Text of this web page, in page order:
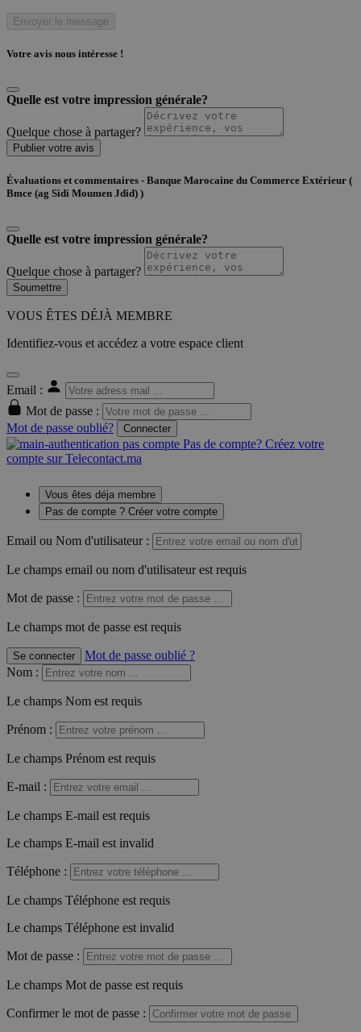
Envoyer le message
Votre avis nous intéresse !
Quelle est votre impression générale?
Quelque chose à partager?
Publier votre avis
Évaluations et commentaires - Banque Marocaine du Commerce Extérieur (
Bmce (ag Sidi Moumen Jdid) )
Quelle est votre impression générale?
Quelque chose à partager?
Soumettre
VOUS ÊTES DÉJÀ MEMBRE
Identifiez-vous et accédez a votre espace client
Email :
Mot de passe :
Mot de passe oublié?
Connecter
Pas de compte? Créez votre
compte sur Telecontact.ma
Vous êtes déja membre
Pas de compte ? Créer votre compte
Email ou Nom d'utilisateur :
Le champs email ou nom d'utilisateur est requis
Mot de passe :
Le champs mot de passe est requis
Se connecter
Mot de passe oublié ?
Nom :
Le champs Nom est requis
Prénom :
Le champs Prénom est requis
E-mail :
Le champs E-mail est requis
Le champs E-mail est invalid
Téléphone :
Le champs Téléphone est requis
Le champs Téléphone est invalid
Mot de passe :
Le champs Mot de passe est requis
Confirmer le mot de passe :